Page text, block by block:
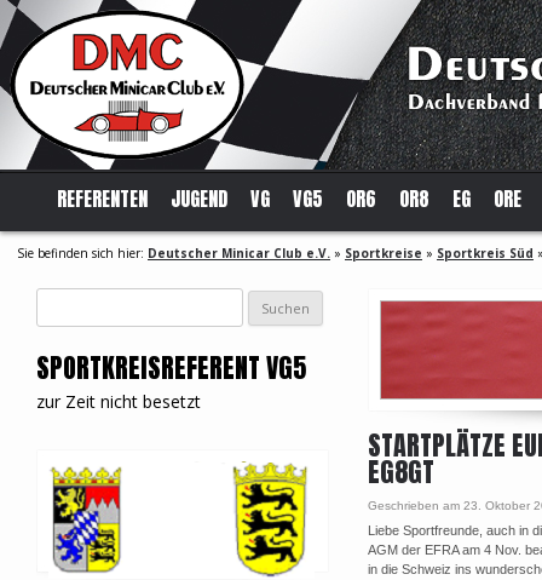
REFERENTEN JUGEND VG VG5 OR6 OR8 EG ORE
Sie befinden sich hier: Deutscher Minicar Club e.V. » Sportkreise » Sportkreis Süd
STARTPLÄTZE
EG8GT
Geschrieben am 23. Oktober
Liebe Sportfreunde, auch in
AGM der EFRA am 4 Nov.
in die Schweiz ins
nach:
SPORTKREISREFERENT VG5
zur Zeit nicht besetzt